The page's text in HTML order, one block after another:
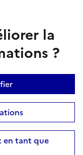
la
?
en tant que